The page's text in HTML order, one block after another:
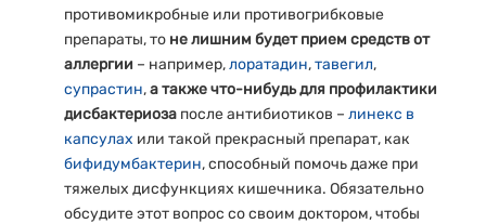
противомикробные или противогрибковые
препараты, то не лишним будет прием средств от
аллергии – например,лоратадин,тавегил,
супрастин,а также что-нибудь для профилактики
дисбактериоза после антибиотиков – линекс в
капсулах или такой прекрасный препарат, как
бифидумбактерин, способный помочь даже при
тяжелых дисфункциях кишечника. Обязательно
обсудите этот вопрос со своим доктором, чтобы